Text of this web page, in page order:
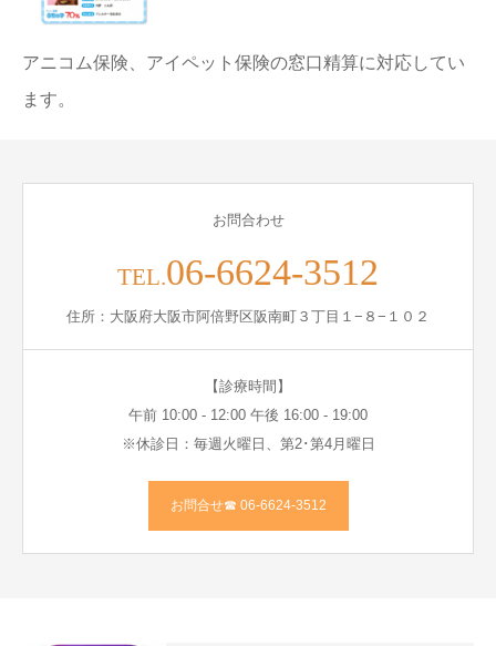
アニコム保険、アイペット保険の窓口精算に対応してい
ます。
お問合わせ
TEL.06-6624-3512
住所：大阪府大阪市阿倍野区阪南町３丁目１−８−１０２
【診療時間】
午前 10:00 - 12:00 午後 16:00 - 19:00
※休診日：毎週火曜日、第2･第4月曜日
お問合せ☎ 06-6624-3512